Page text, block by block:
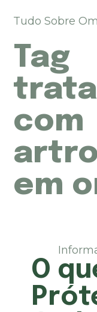
u
a
p
a
a
o
c
o
t
e
Tudo Sobre
Tag
com
em
O